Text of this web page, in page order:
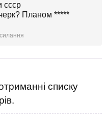
ссср
Планом *****
списку